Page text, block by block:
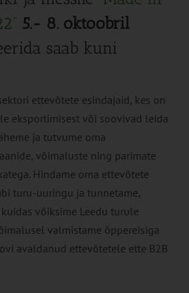
5.- 8. oktoobril
saab kuni
ettevõtete esindajaid, kes on
eksportimisest või soovivad leida
ja tutvume oma
võimaluste ning parimate
Hindame oma ettevõtete
turu-uuringu ja tunnetame,
võiksime Leedu turule
valmistame õppereisiga
avaldanud ettevõtetele ette B2B